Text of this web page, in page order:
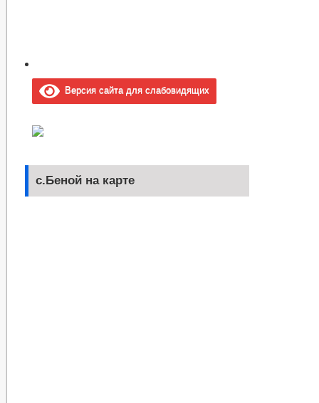
Версия сайта для слабовидящих
с.Беной на карте